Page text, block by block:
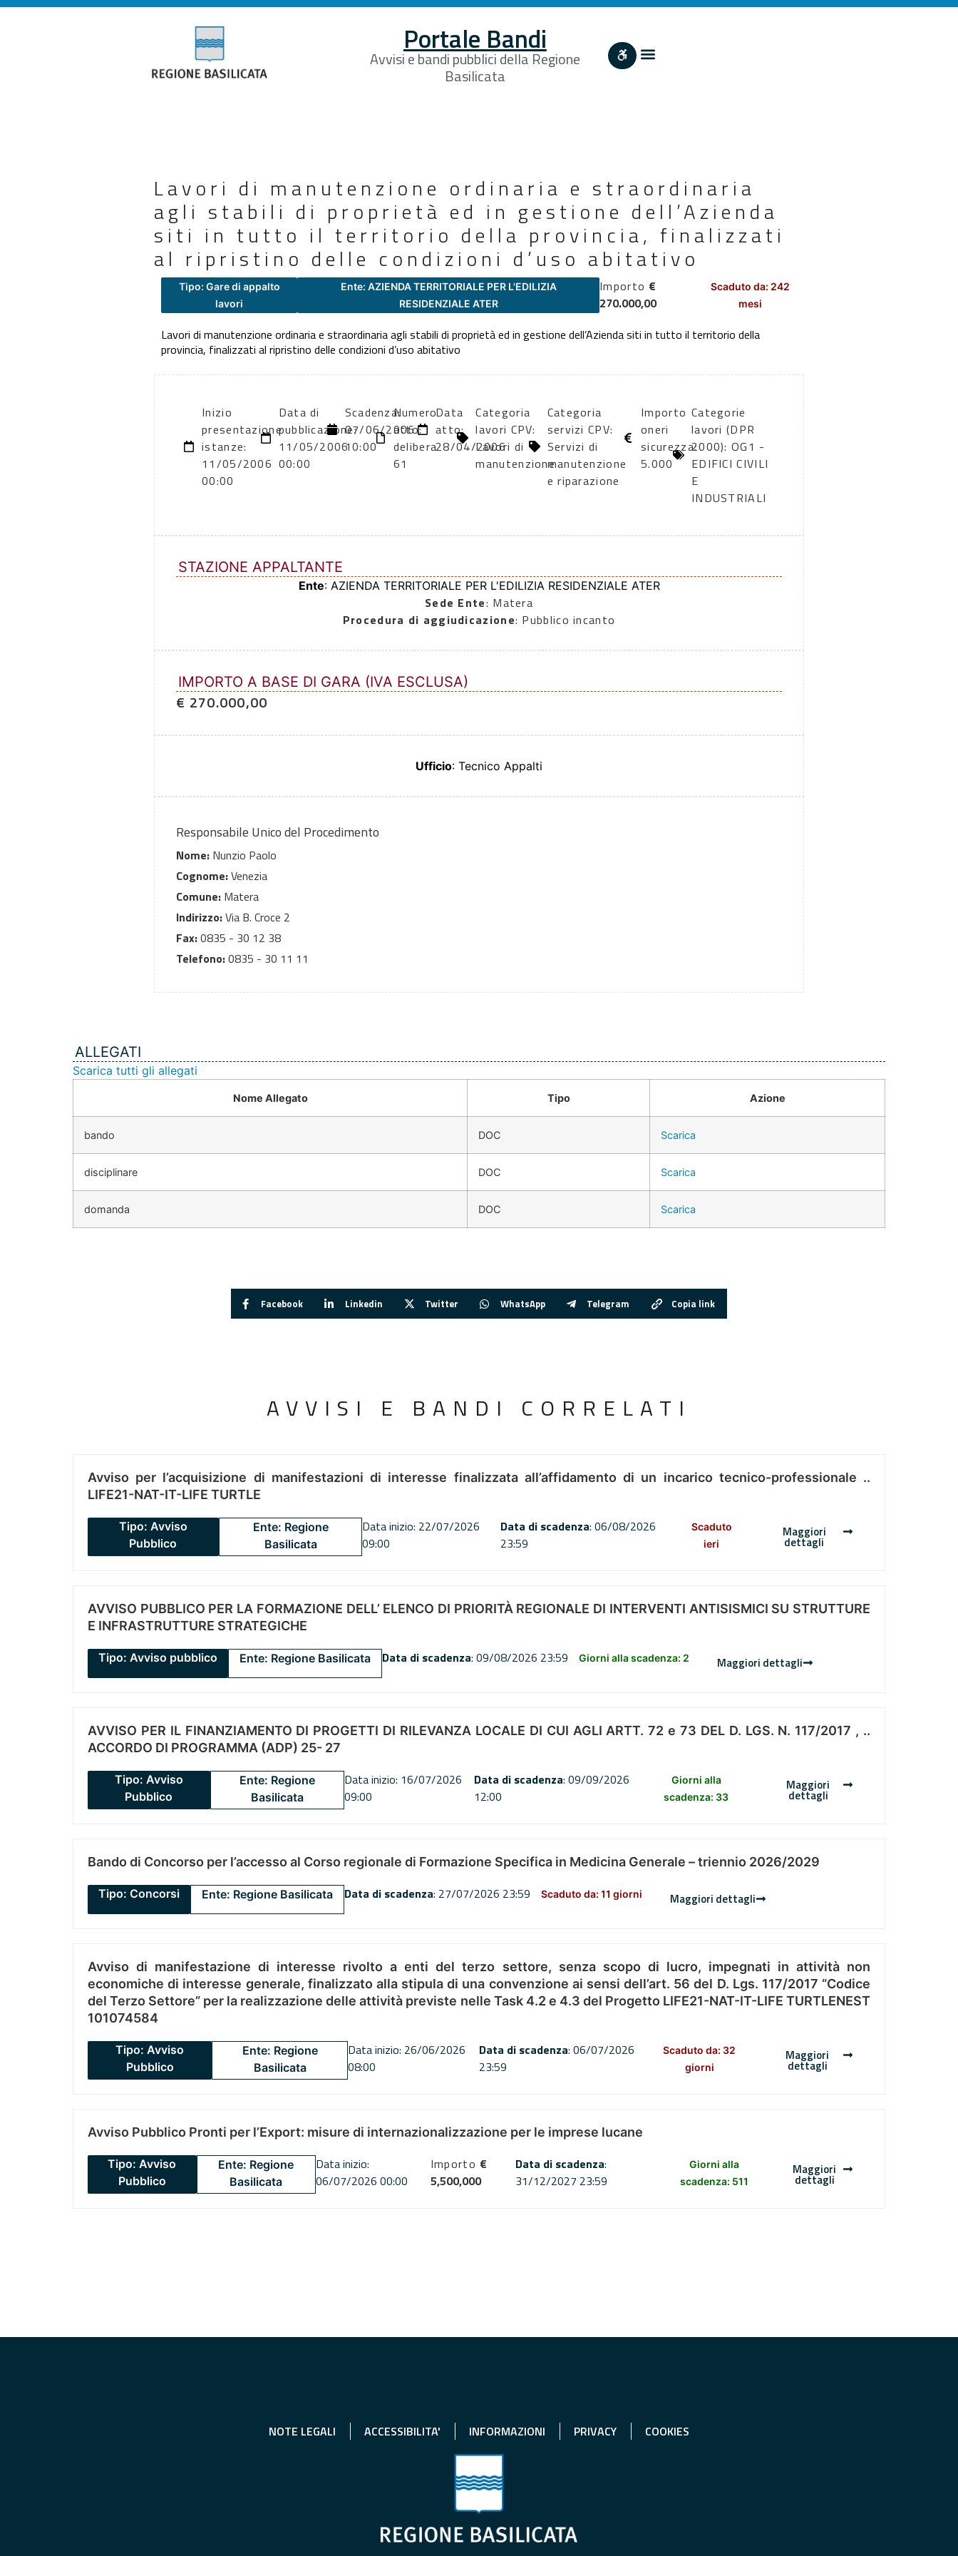
Portale Bandi
Avvisi e bandi pubblici della Regione
Basilicata
Lavori di manutenzione ordinaria e straordinaria
agli stabili di proprietà ed in gestione dell’Azienda
siti in tutto il territorio della provincia, finalizzati
al ripristino delle condizioni d’uso abitativo
Tipo: Gare di appalto
lavori
Ente: AZIENDA TERRITORIALE PER L'EDILIZIA
RESIDENZIALE ATER
Importo €
270.000,00
Scaduto da: 242
mesi
Lavori di manutenzione ordinaria e straordinaria agli stabili di proprietà ed in gestione dell’Azienda siti in tutto il territorio della
provincia, finalizzati al ripristino delle condizioni d’uso abitativo
Inizio
presentazione
istanze:
11/05/2006
00:00
Data di
pubblicazione:
11/05/2006
00:00
Scadenza:
07/06/2006
10:00
Numero
atto:
delibera
61
Data
atto:
28/04/2006
Categoria
lavori CPV:
Lavori di
manutenzione
Categoria
servizi CPV:
Servizi di
manutenzione
e riparazione
Importo
oneri
sicurezza:
5.000
Categorie
lavori (DPR
2000): OG1 -
EDIFICI CIVILI
E
INDUSTRIALI
STAZIONE APPALTANTE
Ente: AZIENDA TERRITORIALE PER L'EDILIZIA RESIDENZIALE ATER
Sede Ente: Matera
Procedura di aggiudicazione: Pubblico incanto
IMPORTO A BASE DI GARA (IVA ESCLUSA)
€ 270.000,00
Ufficio: Tecnico Appalti
Responsabile Unico del Procedimento
Nome: Nunzio Paolo
Cognome:Venezia
Comune: Matera
Indirizzo:Via B. Croce 2
Fax:0835 - 30 12 38
Telefono:0835 - 30 11 11
ALLEGATI
Scarica tutti gli allegati
Nome Allegato Tipo Azione
bando DOC Scarica
disciplinare DOC Scarica
domanda DOC Scarica
Facebook Linkedin Twitter WhatsApp Telegram Copia link
AVVISI E BANDI CORRELATI
Avviso per l’acquisizione di manifestazioni di interesse finalizzata all’affidamento di un incarico tecnico-professionale ..
LIFE21-NAT-IT-LIFE TURTLE
Tipo: Avviso
Pubblico
Ente: Regione
Basilicata
Data inizio: 22/07/2026
09:00
Data di scadenza: 06/08/2026
23:59
Scaduto
ieri
Maggiori
dettagli
AVVISO PUBBLICO PER LA FORMAZIONE DELL’ ELENCO DI PRIORITÀ REGIONALE DI INTERVENTI ANTISISMICI SU STRUTTURE
E INFRASTRUTTURE STRATEGICHE
Tipo: Avviso pubblico Ente: Regione Basilicata Data di scadenza: 09/08/2026 23:59 Giorni alla scadenza: 2 Maggiori dettagli
AVVISO PER IL FINANZIAMENTO DI PROGETTI DI RILEVANZA LOCALE DI CUI AGLI ARTT. 72 e 73 DEL D. LGS. N. 117/2017 , ..
ACCORDO DI PROGRAMMA (ADP) 25- 27
Tipo: Avviso
Pubblico
Ente: Regione
Basilicata
Data inizio: 16/07/2026
09:00
Data di scadenza: 09/09/2026
12:00
Giorni alla
scadenza: 33
Maggiori
dettagli
Bando di Concorso per l’accesso al Corso regionale di Formazione Specifica in Medicina Generale – triennio 2026/2029
Tipo: Concorsi Ente: Regione Basilicata Data di scadenza: 27/07/2026 23:59 Scaduto da: 11 giorni Maggiori dettagli
Avviso di manifestazione di interesse rivolto a enti del terzo settore, senza scopo di lucro, impegnati in attività non
economiche di interesse generale, finalizzato alla stipula di una convenzione ai sensi dell’art. 56 del D. Lgs. 117/2017 “Codice
del Terzo Settore” per la realizzazione delle attività previste nelle Task 4.2 e 4.3 del Progetto LIFE21-NAT-IT-LIFE TURTLENEST
101074584
Tipo: Avviso
Pubblico
Ente: Regione
Basilicata
Data inizio: 26/06/2026
08:00
Data di scadenza: 06/07/2026
23:59
Scaduto da: 32
giorni
Maggiori
dettagli
Avviso Pubblico Pronti per l’Export: misure di internazionalizzazione per le imprese lucane
Tipo: Avviso
Pubblico
Ente: Regione
Basilicata
Data inizio:
06/07/2026 00:00
Importo €
5,500,000
Data di scadenza:
31/12/2027 23:59
Giorni alla
scadenza: 511
Maggiori
dettagli
NOTE LEGALI ACCESSIBILITA' INFORMAZIONI PRIVACY COOKIES